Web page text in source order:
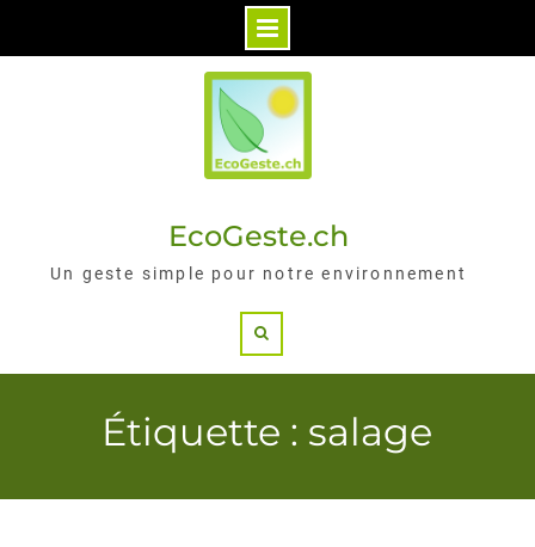
EcoGeste.ch
Un geste simple pour notre environnement
Étiquette : salage